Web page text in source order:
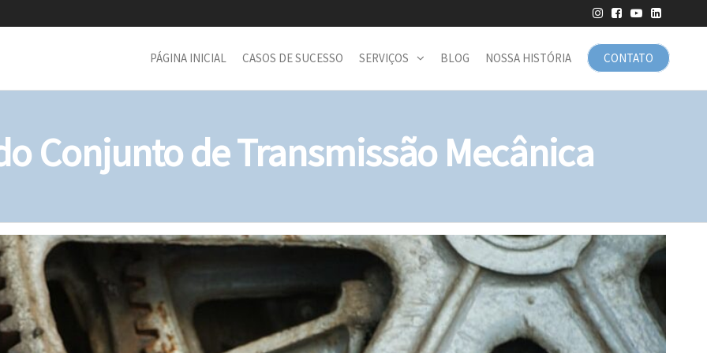
CONTATO
PÁGINA INICIAL CASOS DE SUCESSO SERVIÇOS BLOG NOSSA HISTÓRIA
Conjunto de Transmissão Mecânica